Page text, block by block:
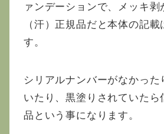
ァンデーションで、メッキ
（汗）正規品だと本体の記
す。
シリアルナンバーがなかった
いたり、黒塗りされていたら
品という事になります。